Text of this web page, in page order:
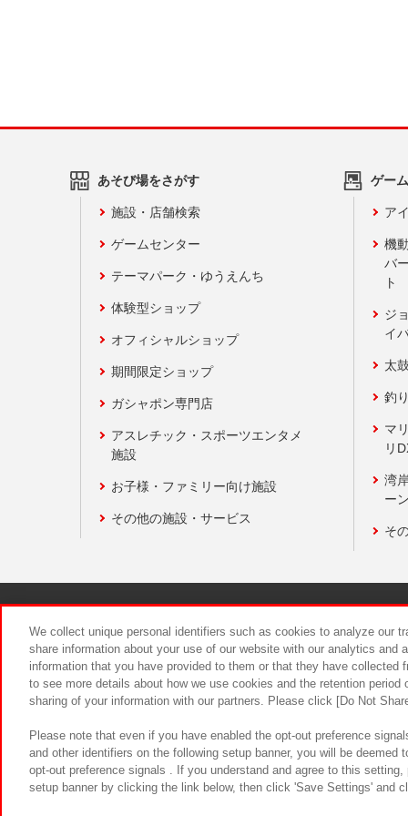
あそび場をさがす
施設・店舗検索
ゲームセンター
テーマパーク・ゆうえんち
体験型ショップ
オフィシャルショップ
期間限定ショップ
ガシャポン専門店
アスレチック・スポーツエンタメ
施設
お子様・ファミリー向け施設
その他の施設・サービス
ゲー
ア
機
バ
ト
ジ
イ
太
釣
マ
リ
湾
ー
そ
食品のご
We collect unique personal identifiers such as cookies to analyze our
share information about your use of our website with our analytics and
information that you have provided to them or that they have
to see more details about how we use cookies and the retention
sharing of your information with our partners. Please click [Do Not
Please note that even if you have enabled the opt-out preference
and other identifiers on the following setup banner, you will be
opt-out preference signals . If you understand and agree to this
setup banner by clicking the link below, then click 'Save Settings' and